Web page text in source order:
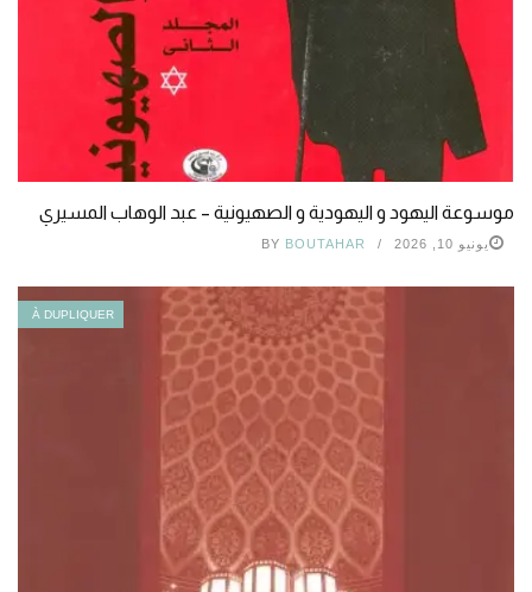
موسوعة اليهود و اليهودية و الصهيونية – عبد الوهاب المسيري
يونيو 10, 2026 BY BOUTAHAR
À DUPLIQUER